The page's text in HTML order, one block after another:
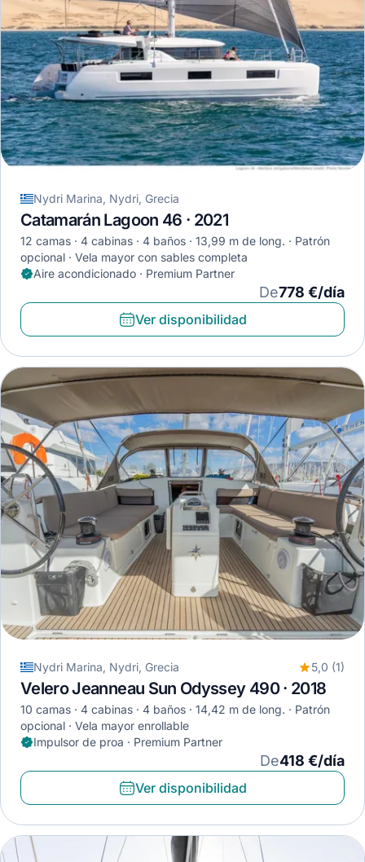
Nydri Marina, Nydri, Grecia
Catamarán Lagoon 46 · 2021
12 camas 4 cabinas 4 baños 13,99 m de long.
Patrón
opcional
Vela mayor con sables completa
Aire acondicionado · Premium Partner
De778 €/día
Ver disponibilidad
Nydri Marina, Nydri, Grecia 5,0 (1)
Velero Jeanneau Sun Odyssey 490 · 2018
10 camas 4 cabinas 4 baños 14,42 m de long.
Patrón
opcional
Vela mayor enrollable
Impulsor de proa · Premium Partner
De418 €/día
Ver disponibilidad